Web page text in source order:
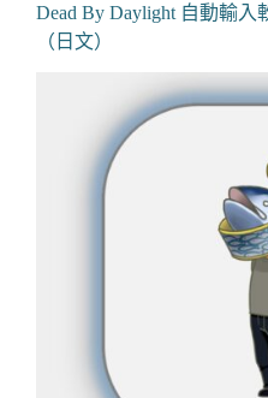
Dead By Daylight 自動輸入
（日文）